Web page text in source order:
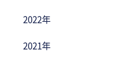
2022年
2021年